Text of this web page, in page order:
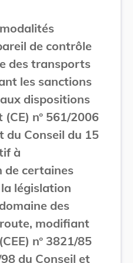
de contrôle
des transports
les sanctions
dispositions
n° 561/2006
du Conseil du 15
à
de certaines
législation
des
modifiant
n° 3821/85
du Conseil et